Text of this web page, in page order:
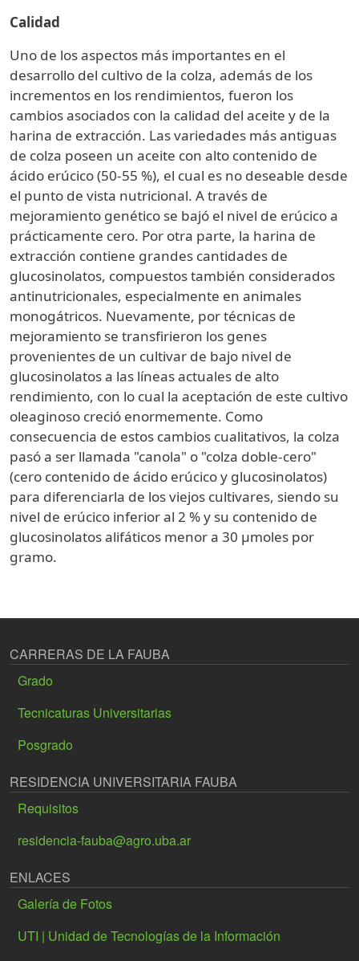
Calidad
Uno de los aspectos más importantes en el
desarrollo del cultivo de la colza, además de los
incrementos en los rendimientos, fueron los
cambios asociados con la calidad del aceite y de la
harina de extracción. Las variedades más antiguas
de colza poseen un aceite con alto contenido de
ácido erúcico (50-55 %), el cual es no deseable desde
el punto de vista nutricional. A través de
mejoramiento genético se bajó el nivel de erúcico a
prácticamente cero. Por otra parte, la harina de
extracción contiene grandes cantidades de
glucosinolatos, compuestos también considerados
antinutricionales, especialmente en animales
monogátricos. Nuevamente, por técnicas de
mejoramiento se transfirieron los genes
provenientes de un cultivar de bajo nivel de
glucosinolatos a las líneas actuales de alto
rendimiento, con lo cual la aceptación de este cultivo
oleaginoso creció enormemente. Como
consecuencia de estos cambios cualitativos, la colza
pasó a ser llamada "canola" o "colza doble-cero"
(cero contenido de ácido erúcico y glucosinolatos)
para diferenciarla de los viejos cultivares, siendo su
nivel de erúcico inferior al 2 % y su contenido de
glucosinolatos alifáticos menor a 30 µmoles por
gramo.
CARRERAS DE LA FAUBA
Grado
Tecnicaturas Universitarias
Posgrado
RESIDENCIA UNIVERSITARIA FAUBA
Requisitos
residencia-fauba@agro.uba.ar
ENLACES
Galería de Fotos
UTI | Unidad de Tecnologías de la Información